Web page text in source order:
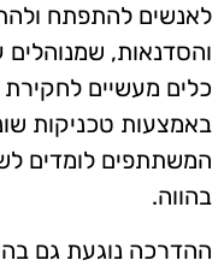
לאנשים להתפתח
והסדנאות, שמנוהלים
כלים מעשיים
באמצעות טכניקות
המשתתפים לומדים
בהווה.
ההדרכה נוגעת גם